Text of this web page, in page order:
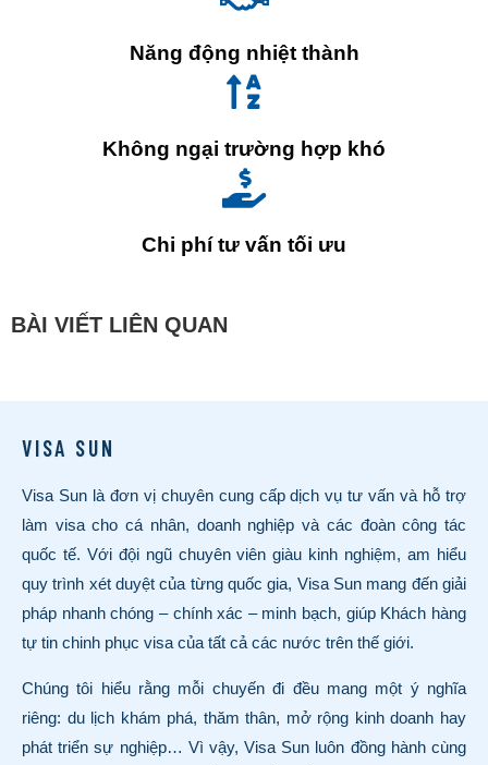
Năng động nhiệt thành
Không ngại trường hợp khó
Chi phí tư vấn tối ưu
BÀI VIẾT LIÊN QUAN
VISA SUN
Visa Sun là đơn vị chuyên cung cấp dịch vụ tư vấn và hỗ trợ
làm visa cho cá nhân, doanh nghiệp và các đoàn công tác
quốc tế. Với đội ngũ chuyên viên giàu kinh nghiệm, am hiểu
quy trình xét duyệt của từng quốc gia, Visa Sun mang đến giải
pháp nhanh chóng – chính xác – minh bạch, giúp Khách hàng
tự tin chinh phục visa của tất cả các nước trên thế giới.
Chúng tôi hiểu rằng mỗi chuyến đi đều mang một ý nghĩa
riêng: du lịch khám phá, thăm thân, mở rộng kinh doanh hay
phát triển sự nghiệp… Vì vậy, Visa Sun luôn đồng hành cùng